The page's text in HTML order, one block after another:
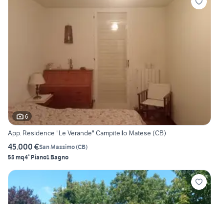
6
App. Residence "Le Verande" Campitello Matese (CB)
45.000 €San Massimo(CB)
55 mq4° Piano1 Bagno